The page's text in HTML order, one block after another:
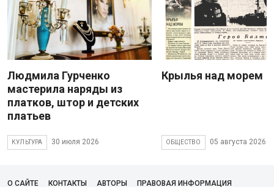
Людмила Гурченко
мастерила наряды из
платков, штор и детских
платьев
КУЛЬТУРА 30 июля 2026
Крылья над морем
ОБЩЕСТВО 05 августа 2026
О САЙТЕ КОНТАКТЫ АВТОРЫ ПРАВОВАЯ ИНФОРМАЦИЯ